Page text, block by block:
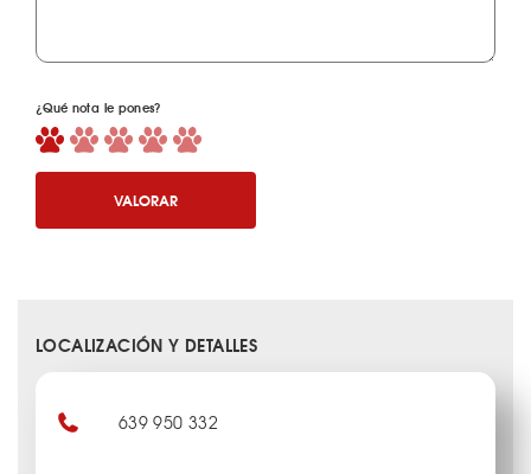
¿Qué nota le pones?
VALORAR
LOCALIZACIÓN Y DETALLES
639 950 332